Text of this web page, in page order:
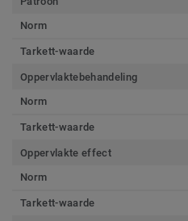
Norm
Tarkett-waarde
Oppervlaktebehandeling
Norm
Tarkett-waarde
Oppervlakte effect
Norm
Tarkett-waarde